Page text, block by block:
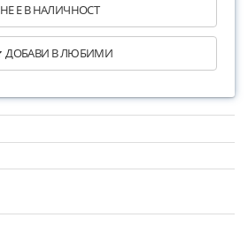
НЕ Е В НАЛИЧНОСТ
ДОБАВИ В ЛЮБИМИ